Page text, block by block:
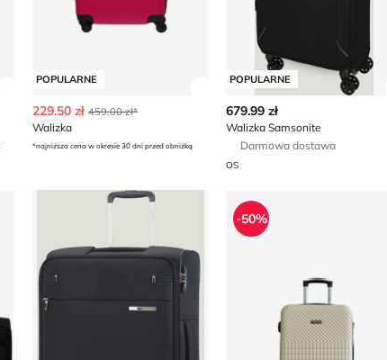
POPULARNE
Zobacz szczegóły produktu
229.50 zł 459.00 zł*
Walizka
*najniższa cena w okresie 30 dni przed obniżką
POPULARNE
679.99 zł
Walizka Samsonite
Darmowa dostawa
OS
Samsonite - Walizka Walizka
-50%